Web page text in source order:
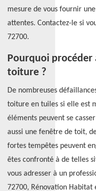
mesure de vous fournir
attentes. Contactez-le si
72700.
Pourquoi procéder
toiture ?
De nombreuses
toiture en tuiles si elle est
éléments peuvent se
aussi une fenêtre de toit,
fortes tempêtes peuvent
êtes confronté à de telles
vous adresser à un
72700, Rénovation